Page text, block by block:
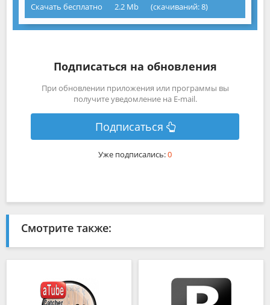
Скачать бесплатно 2.2 Mb (cкачиваний: 8)
Подписаться на обновления
При обновлении приложения или программы вы
получите уведомление на E-mail.
Подписаться
Уже подписались:0
Смотрите также: